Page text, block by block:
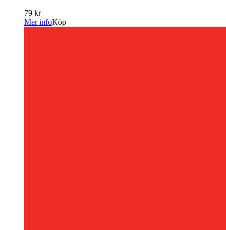
79 kr
Mer infoKöp